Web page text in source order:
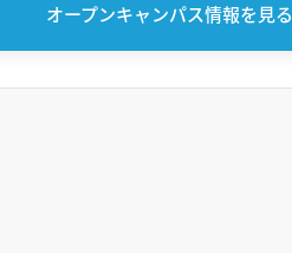
オープンキャンパス情報を見る